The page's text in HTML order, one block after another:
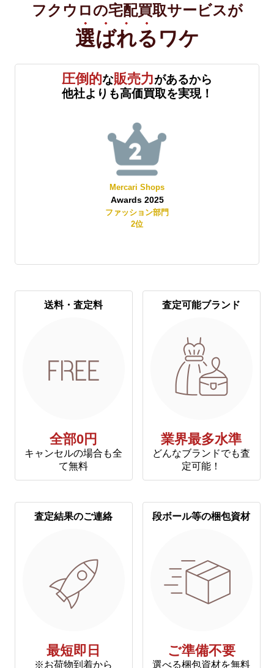
フクウロの宅配買取サービスが
選ばれる ワケ
圧倒的な販売力があるから
他社よりも高価買取を実現！
Mercari Shops
Awards 2025
ファッション部門
2位
送料・査定料
全部0円
キャンセルの場合も全
て無料
査定可能ブランド
業界最多水準
どんなブランドでも査
定可能！
査定結果のご連絡
最短即日
※お荷物到着から
段ボール等の梱包資材
ご準備不要
選べる梱包資材を無料